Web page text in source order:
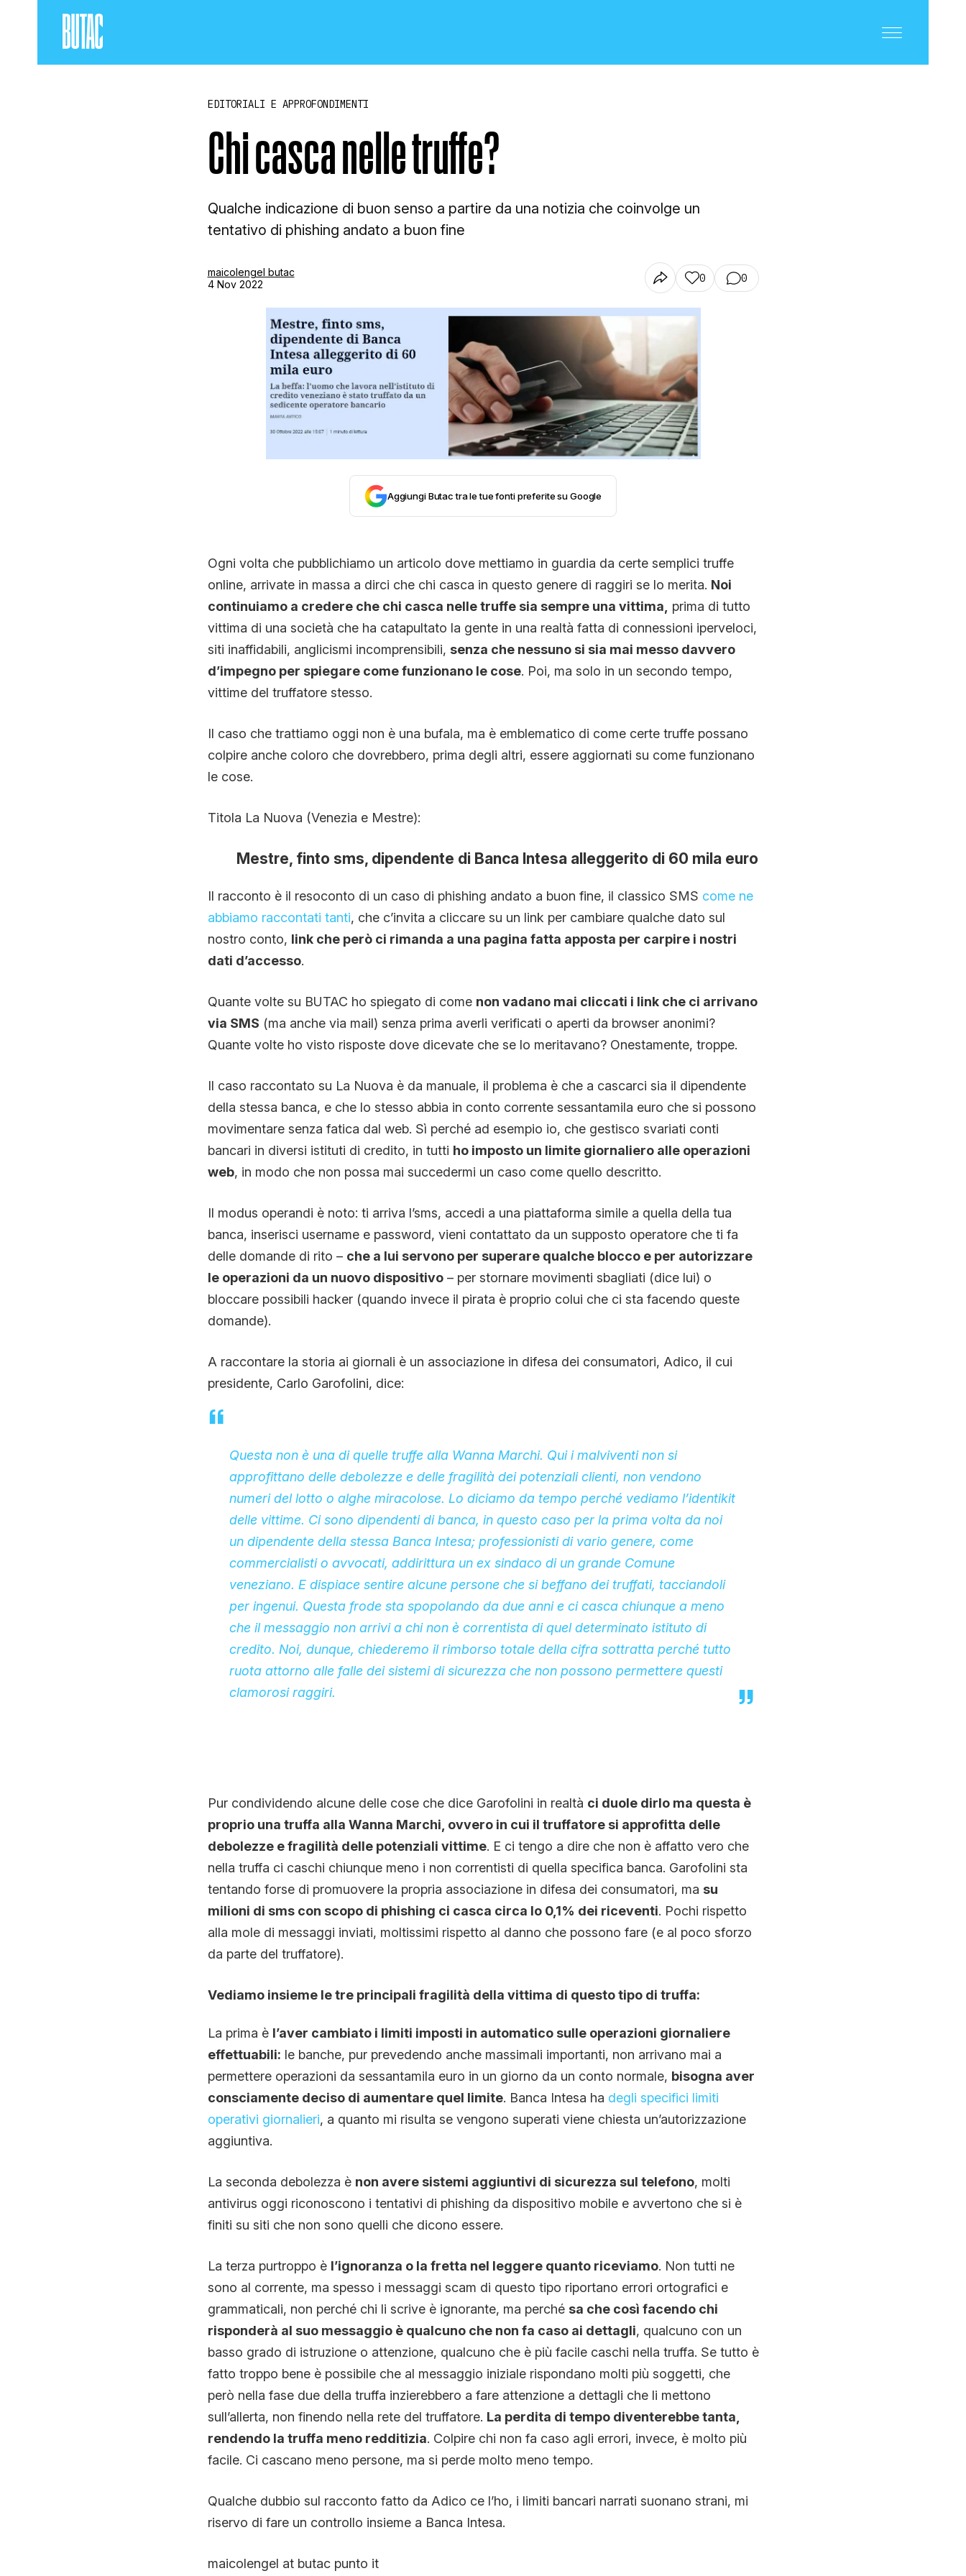
SCIENZA E TECNOLOGIA
STORIA E CITAZIONI
INTRATTENIMENTO
COMPLOTTI, LEGGENDE URBANE ED EVERGREEN
EDITORIALI
TRUFFE E SOCIAL NETWORK
CLIMA ED ENERGIA
CONTATTI
CHI SIAMO
EDITORIALI E APPROFONDIMENTI
Chi casca nelle truffe?
Qualche indicazione di buon senso a partire da una notizia che coinvolge un
tentativo di phishing andato a buon fine
maicolengel butac
4 Nov 2022
0 0
Aggiungi Butac tra le tue fonti preferite su Google
Ogni volta che pubblichiamo un articolo dove mettiamo in guardia da certe semplici truffe
online, arrivate in massa a dirci che chi casca in questo genere di raggiri se lo merita. Noi
continuiamo a credere che chi casca nelle truffe sia sempre una vittima, prima di tutto
vittima di una società che ha catapultato la gente in una realtà fatta di connessioni iperveloci,
siti inaffidabili, anglicismi incomprensibili, senza che nessuno si sia mai messo davvero
d’impegno per spiegare come funzionano le cose. Poi, ma solo in un secondo tempo,
vittime del truffatore stesso.
Il caso che trattiamo oggi non è una bufala, ma è emblematico di come certe truffe possano
colpire anche coloro che dovrebbero, prima degli altri, essere aggiornati su come funzionano
le cose.
Titola La Nuova (Venezia e Mestre):
Mestre, finto sms, dipendente di Banca Intesa alleggerito di 60 mila euro
Il racconto è il resoconto di un caso di phishing andato a buon fine, il classico SMS come ne
abbiamo raccontati tanti, che c’invita a cliccare su un link per cambiare qualche dato sul
nostro conto, link che però ci rimanda a una pagina fatta apposta per carpire i nostri
dati d’accesso.
Quante volte su BUTAC ho spiegato di come non vadano mai cliccati i link che ci arrivano
via SMS (ma anche via mail) senza prima averli verificati o aperti da browser anonimi?
Quante volte ho visto risposte dove dicevate che se lo meritavano? Onestamente, troppe.
Il caso raccontato su La Nuova è da manuale, il problema è che a cascarci sia il dipendente
della stessa banca, e che lo stesso abbia in conto corrente sessantamila euro che si possono
movimentare senza fatica dal web. Sì perché ad esempio io, che gestisco svariati conti
bancari in diversi istituti di credito, in tutti ho imposto un limite giornaliero alle operazioni
web, in modo che non possa mai succedermi un caso come quello descritto.
Il modus operandi è noto: ti arriva l’sms, accedi a una piattaforma simile a quella della tua
banca, inserisci username e password, vieni contattato da un supposto operatore che ti fa
delle domande di rito – che a lui servono per superare qualche blocco e per autorizzare
le operazioni da un nuovo dispositivo– per stornare movimenti sbagliati (dice lui) o
bloccare possibili hacker (quando invece il pirata è proprio colui che ci sta facendo queste
domande).
A raccontare la storia ai giornali è un associazione in difesa dei consumatori, Adico, il cui
presidente, Carlo Garofolini, dice:
Questa non è una di quelle truffe alla Wanna Marchi. Qui i malviventi non si
approfittano delle debolezze e delle fragilità dei potenziali clienti, non vendono
numeri del lotto o alghe miracolose. Lo diciamo da tempo perché vediamo l’identikit
delle vittime. Ci sono dipendenti di banca, in questo caso per la prima volta da noi
un dipendente della stessa Banca Intesa; professionisti di vario genere, come
commercialisti o avvocati, addirittura un ex sindaco di un grande Comune
veneziano. E dispiace sentire alcune persone che si beffano dei truffati, tacciandoli
per ingenui. Questa frode sta spopolando da due anni e ci casca chiunque a meno
che il messaggio non arrivi a chi non è correntista di quel determinato istituto di
credito. Noi, dunque, chiederemo il rimborso totale della cifra sottratta perché tutto
ruota attorno alle falle dei sistemi di sicurezza che non possono permettere questi
clamorosi raggiri.
Pur condividendo alcune delle cose che dice Garofolini in realtà ci duole dirlo ma questa è
proprio una truffa alla Wanna Marchi, ovvero in cui il truffatore si approfitta delle
debolezze e fragilità delle potenziali vittime. E ci tengo a dire che non è affatto vero che
nella truffa ci caschi chiunque meno i non correntisti di quella specifica banca. Garofolini sta
tentando forse di promuovere la propria associazione in difesa dei consumatori, ma su
milioni di sms con scopo di phishing ci casca circa lo 0,1% dei riceventi. Pochi rispetto
alla mole di messaggi inviati, moltissimi rispetto al danno che possono fare (e al poco sforzo
da parte del truffatore).
Vediamo insieme le tre principali fragilità della vittima di questo tipo di truffa:
La prima è l’aver cambiato i limiti imposti in automatico sulle operazioni giornaliere
effettuabili: le banche, pur prevedendo anche massimali importanti, non arrivano mai a
permettere operazioni da sessantamila euro in un giorno da un conto normale, bisogna aver
consciamente deciso di aumentare quel limite. Banca Intesa ha degli specifici limiti
operativi giornalieri, a quanto mi risulta se vengono superati viene chiesta un’autorizzazione
aggiuntiva.
La seconda debolezza è non avere sistemi aggiuntivi di sicurezza sul telefono, molti
antivirus oggi riconoscono i tentativi di phishing da dispositivo mobile e avvertono che si è
finiti su siti che non sono quelli che dicono essere.
La terza purtroppo è l’ignoranza o la fretta nel leggere quanto riceviamo. Non tutti ne
sono al corrente, ma spesso i messaggi scam di questo tipo riportano errori ortografici e
grammaticali, non perché chi li scrive è ignorante, ma perché sa che così facendo chi
risponderà al suo messaggio è qualcuno che non fa caso ai dettagli, qualcuno con un
basso grado di istruzione o attenzione, qualcuno che è più facile caschi nella truffa. Se tutto è
fatto troppo bene è possibile che al messaggio iniziale rispondano molti più soggetti, che
però nella fase due della truffa inzierebbero a fare attenzione a dettagli che li mettono
sull’allerta, non finendo nella rete del truffatore. La perdita di tempo diventerebbe tanta,
rendendo la truffa meno redditizia. Colpire chi non fa caso agli errori, invece, è molto più
facile. Ci cascano meno persone, ma si perde molto meno tempo.
Qualche dubbio sul racconto fatto da Adico ce l’ho, i limiti bancari narrati suonano strani, mi
riservo di fare un controllo insieme a Banca Intesa.
maicolengel at butac punto it